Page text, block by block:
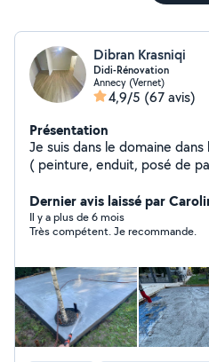
Dibran Krasniqi
Didi-Rénovation
Annecy (Vernet)
4,9/5 (67 avis)
Présentation
Je suis dans le domaine
( peinture, enduit, posé de
Dernier avis laissé par
Il y a plus de 6 mois
Très compétent. Je recommande.